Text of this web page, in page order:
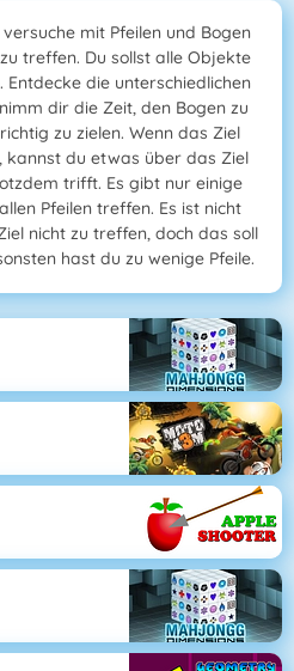
mit Pfeilen und Bogen
treffen. Du sollst alle Objekte
die unterschiedlichen
dir die Zeit, den Bogen zu
zu zielen. Wenn das Ziel
du etwas über das Ziel
trifft. Es gibt nur einige
Pfeilen treffen. Es ist nicht
nicht zu treffen, doch das soll
hast du zu wenige Pfeile.